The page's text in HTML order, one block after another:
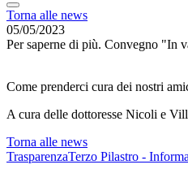
Torna alle news
05/05/2023
Per saperne di più. Convegno "In
Come prenderci cura dei nostri
A cura delle dottoresse Nicoli e
Torna alle news
TrasparenzaTerzo Pilastro -